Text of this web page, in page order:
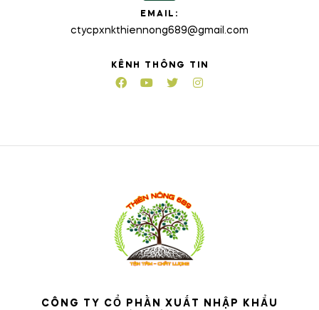
EMAIL:
ctycpxnkthiennong689@gmail.com
KÊNH THÔNG TIN
CÔNG TY CỔ PHẦN XUẤT NHẬP KHẨU